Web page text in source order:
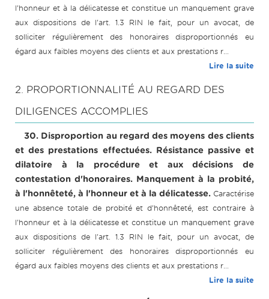
l'honneur et à la délicatesse et constitue un manquement grave
aux dispositions de l'art. 1.3 RIN le fait, pour un avocat, de
solliciter régulièrement des honoraires disproportionnés eu
égard aux faibles moyens des clients et aux prestations r...
Lire la suite
2. PROPORTIONNALITÉ AU REGARD DES
DILIGENCES ACCOMPLIES
30. Disproportion au regard des moyens des clients
et des prestations effectuées. Résistance passive et
dilatoire à la procédure et aux décisions de
contestation d'honoraires. Manquement à la probité,
à l'honnêteté, à l'honneur et à la délicatesse. Caractérise
une absence totale de probité et d'honnêteté, est contraire à
l'honneur et à la délicatesse et constitue un manquement grave
aux dispositions de l'art. 1.3 RIN le fait, pour un avocat, de
solliciter régulièrement des honoraires disproportionnés eu
égard aux faibles moyens des clients et aux prestations r...
Lire la suite